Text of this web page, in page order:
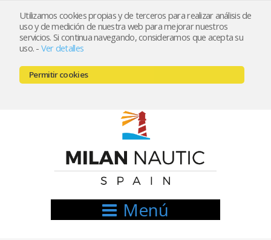
Utilizamos cookies propias y de terceros para realizar análisis de
uso y de medición de nuestra web para mejorar nuestros
servicios. Si continua navegando, consideramos que acepta su
uso. - Ver detalles
Permitir cookies
Registrarse Mi cuenta
666521122 // 654999333
Menú